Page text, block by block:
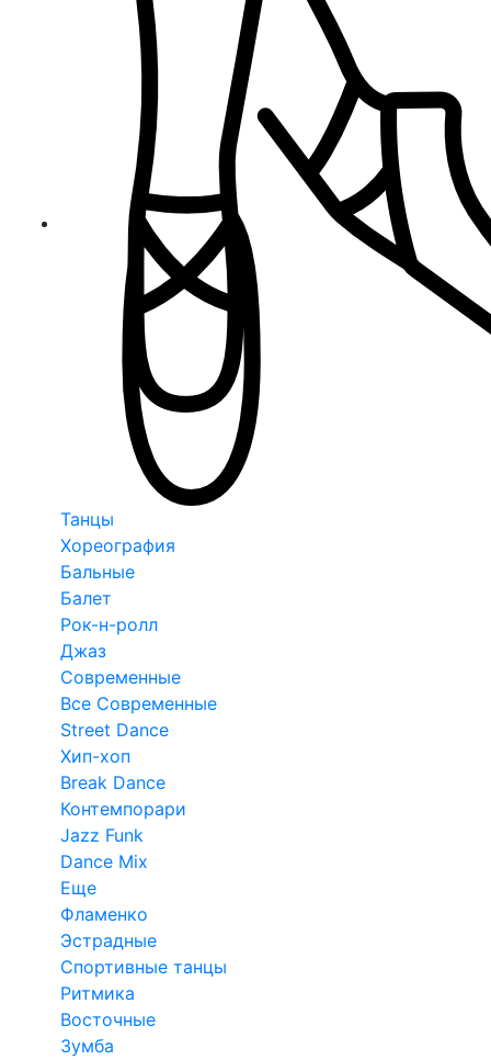
Танцы
Хореография
Бальные
Балет
Рок-н-ролл
Джаз
Современные
Все Современные
Street Dance
Хип-хоп
Break Dance
Контемпорари
Jazz Funk
Dance Mix
Еще
Фламенко
Эстрадные
Спортивные танцы
Ритмика
Восточные
Зумба